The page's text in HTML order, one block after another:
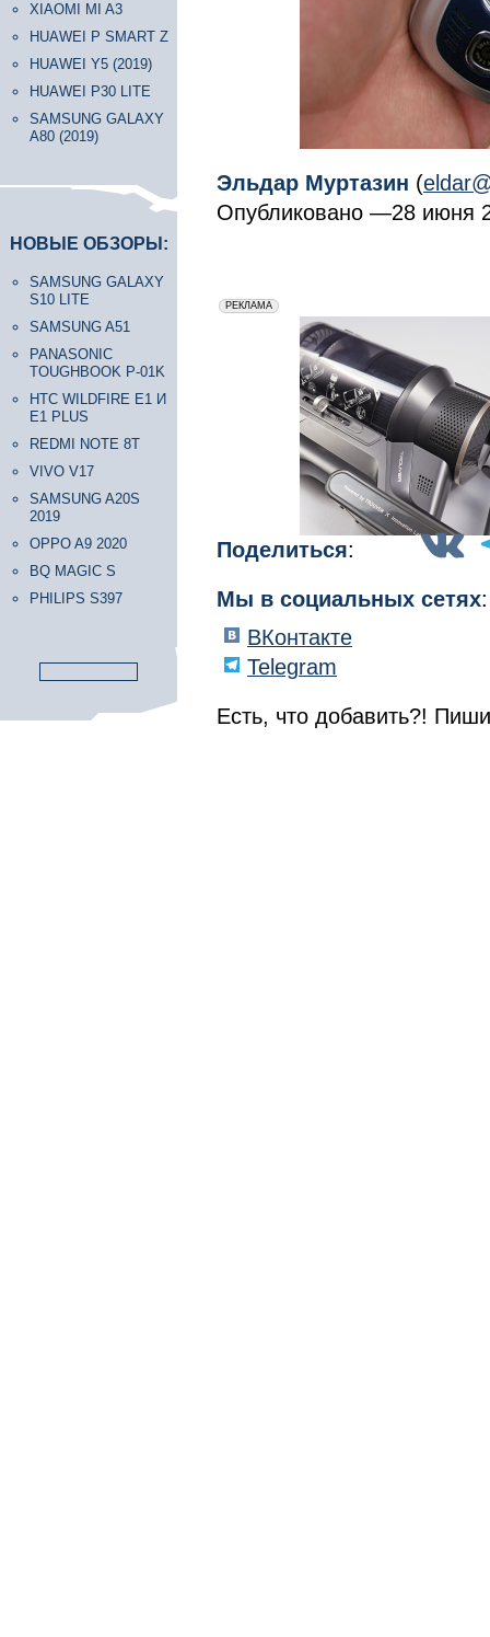
XIAOMI MI A3
HUAWEI P SMART Z
HUAWEI Y5 (2019)
HUAWEI P30 LITE
SAMSUNG GALAXY
A80 (2019)
НОВЫЕ ОБЗОРЫ:
SAMSUNG GALAXY
S10 LITE
SAMSUNG A51
PANASONIC
TOUGHBOOK P-01K
HTC WILDFIRE E1 И
E1 PLUS
REDMI NOTE 8T
VIVO V17
SAMSUNG A20S
2019
OPPO A9 2020
BQ MAGIC S
PHILIPS S397
Эльдар Муртазин (
Опубликовано —28 июня
erid: 2VfnxxmNzs5
РЕКЛАМА
Поделиться:
Мы в социальных сетях:
ВКонтакте
Telegram
Есть, что добавить?!